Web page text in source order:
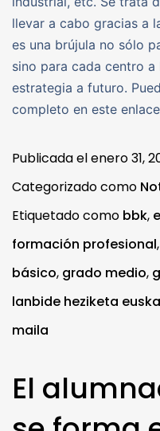
llevar a cabo gracias a
es una brújula no sólo
sino para cada centro
estrategia a futuro.
completo en este enlace
Publicada elenero 31,
Categorizado como
Etiquetado como bbk,
formación profesional,
básico, grado medio,
lanbide heziketa
maila
El